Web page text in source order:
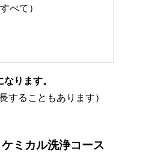
べて）
ります。
することもあります）
ミカル洗浄コース